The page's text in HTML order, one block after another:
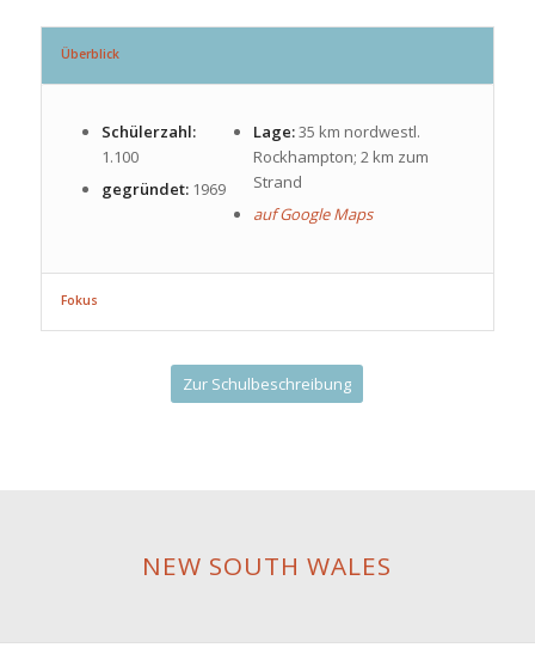
Überblick
Schülerzahl:
1.100
gegründet:1969
Lage:35 km nordwestl.
Rockhampton; 2 km zum
Strand
auf Google Maps
Fokus
Zur Schulbeschreibung
NEW SOUTH WALES